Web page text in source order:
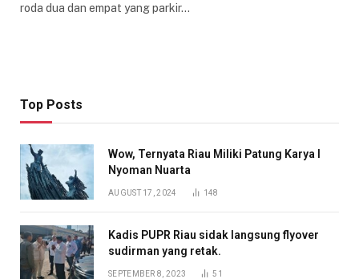
roda dua dan empat yang parkir…
Top Posts
Wow, Ternyata Riau Miliki Patung Karya I
Nyoman Nuarta
AUGUST 17, 2024 148
Kadis PUPR Riau sidak langsung flyover
sudirman yang retak.
SEPTEMBER 8, 2023 51